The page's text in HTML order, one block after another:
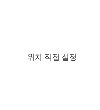
위치 직접 설정